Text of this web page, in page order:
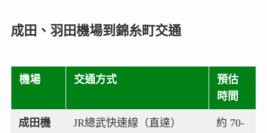
成田、羽田機場到錦糸町交通
機場 交通方式
預估
時間
成田機
JR總武快速線（直達）
約 70-